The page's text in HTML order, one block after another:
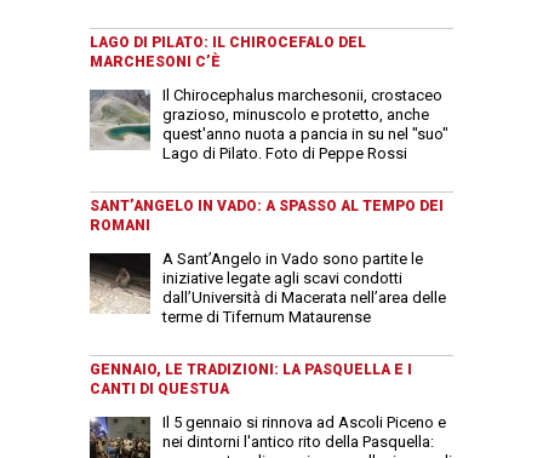
LAGO DI PILATO: IL CHIROCEFALO DEL
MARCHESONI C’È
Il Chirocephalus marchesonii, crostaceo
grazioso, minuscolo e protetto, anche
quest'anno nuota a pancia in su nel "suo"
Lago di Pilato. Foto di Peppe Rossi
SANT’ANGELO IN VADO: A SPASSO AL TEMPO DEI
ROMANI
A Sant’Angelo in Vado sono partite le
iniziative legate agli scavi condotti
dall’Università di Macerata nell’area delle
terme di Tifernum Mataurense
GENNAIO, LE TRADIZIONI: LA PASQUELLA E I
CANTI DI QUESTUA
Il 5 gennaio si rinnova ad Ascoli Piceno e
nei dintorni l'antico rito della Pasquella: